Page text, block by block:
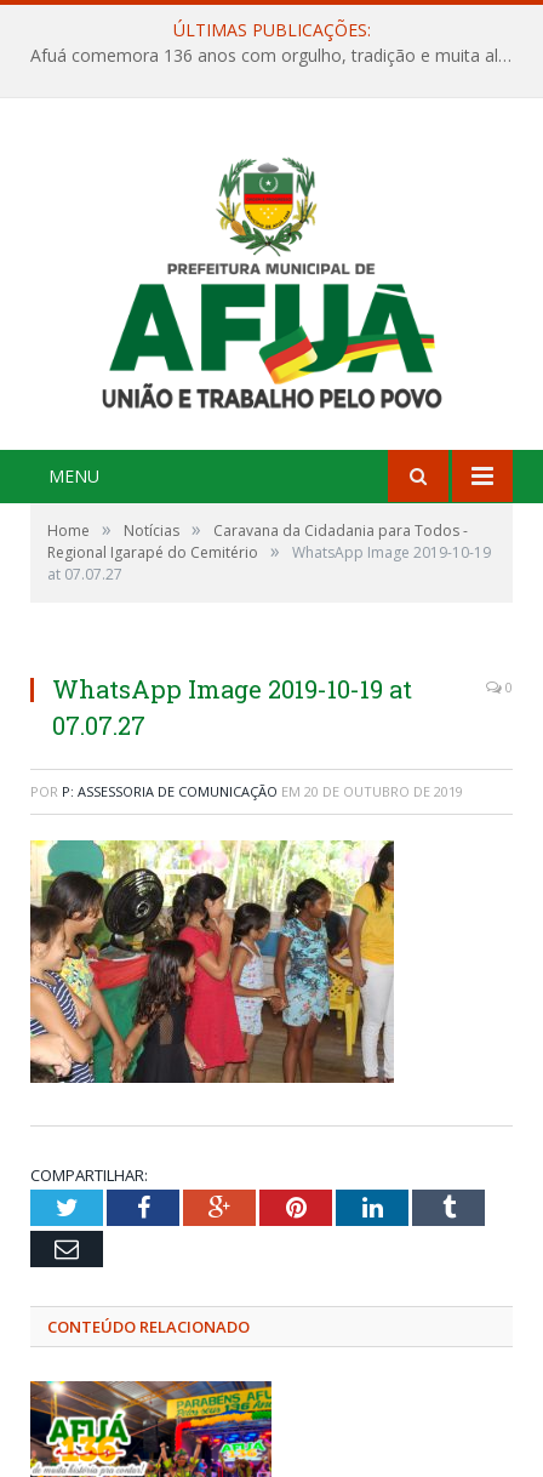
ÚLTIMAS PUBLICAÇÕES:
Afuá comemora 136 anos com orgulho, tradição e muita alegria na Quadra Dr. Nelson Salomão
MENU
Home » Notícias »
Caravana da Cidadania para Todos -
Regional Igarapé do Cemitério
»
WhatsApp Image 2019-10-19
at 07.07.27
WhatsApp Image 2019-10-19 at
07.07.27
0
POR P: ASSESSORIA DE COMUNICAÇÃO EM 20 DE OUTUBRO DE 2019
COMPARTILHAR:
TwitterFacebookGoogle+PinterestLinkedInTumblr
Email
CONTEÚDO RELACIONADO